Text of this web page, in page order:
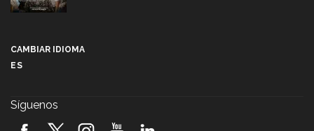
2026! (video)
CAMBIAR IDIOMA
ES
Síguenos